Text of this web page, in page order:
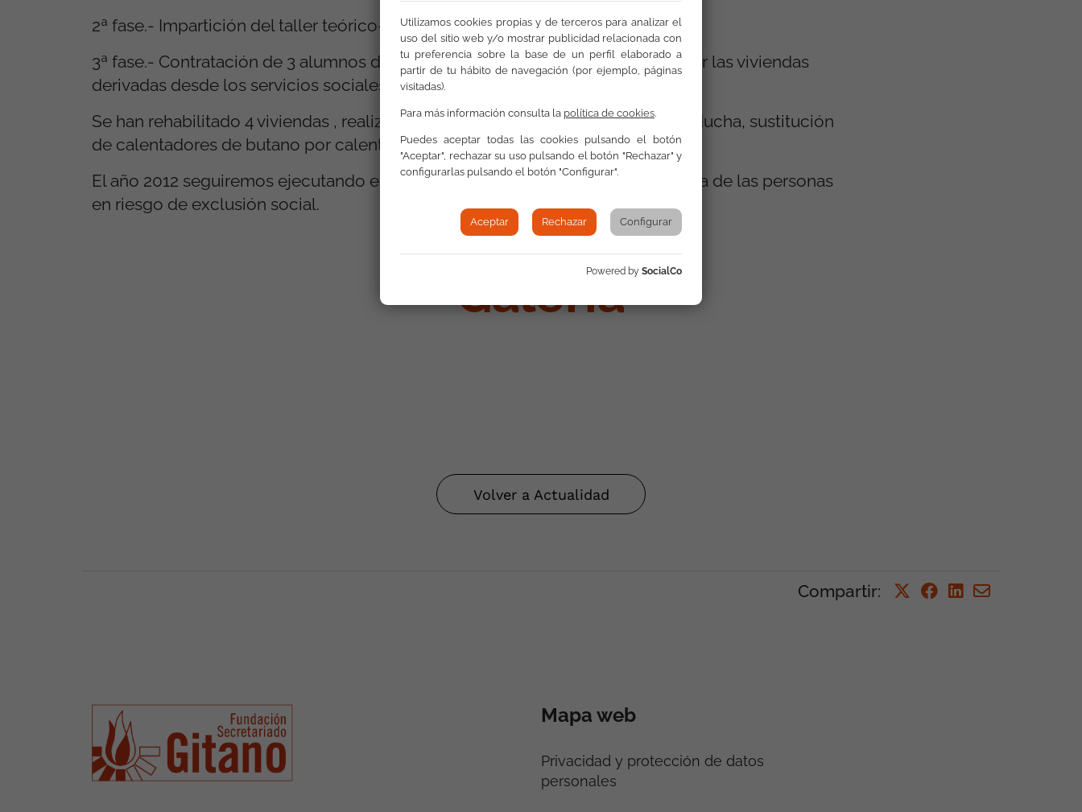
2ª fase.- Impartición del taller teórico-práctico de habilidades socio laborales.
3ª fase.- Contratación de 3 alumnos del curso (1 oficial y 3 peones) para reformar las viviendas
derivadas desde los servicios sociales del Ayuntamiento de Huesca.
Se han rehabilitado 4 viviendas , realizando cambios de bañeras por platos de ducha, sustitución
de calentadores de butano por calentadores eléctricos, alicatado, etc...
El año 2012 seguiremos ejecutando este proyecto, mejorando la calidad de vida de las personas
en riesgo de exclusión social.
Galería
Volver a Actualidad
Compartir:
Mapa web
Privacidad y protección de datos
personales
Utilizamos cookies propias y de terceros para analizar el
uso del sitio web y/o mostrar publicidad relacionada con
tu preferencia sobre la base de un perfil elaborado a
partir de tu hábito de navegación (por ejemplo, páginas
visitadas).
Para más información consulta la política de cookies.
Puedes aceptar todas las cookies pulsando el botón
"Aceptar", rechazar su uso pulsando el botón "Rechazar" y
configurarlas pulsando el botón "Configurar".
Aceptar Rechazar Configurar
Powered by SocialCo